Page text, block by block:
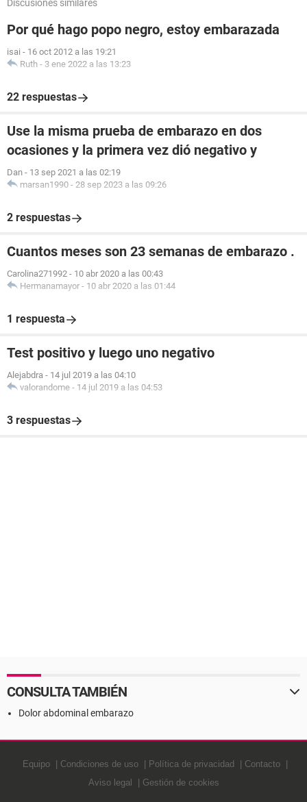
Discusiones similares
Por qué hago popo negro, estoy embarazada
isai - 16 oct 2012 a las 19:21
Ruth - 3 ene 2022 a las 13:23
22 respuestas
Use la misma prueba de embarazo en dos
ocasiones y la primera vez dió negativo y
Dan - 13 sep 2021 a las 02:19
marsan1990 - 28 sep 2023 a las 09:26
2 respuestas
Cuantos meses son 23 semanas de embarazo .
Carolina271992 - 10 abr 2020 a las 00:43
Hermanamayor - 10 abr 2020 a las 01:44
1 respuesta
Test positivo y luego uno negativo
Alejabdra - 14 jul 2019 a las 04:10
valorandome - 14 jul 2019 a las 04:53
3 respuestas
CONSULTA TAMBIÉN
Dolor abdominal embarazo
Equipo Condiciones de uso Política de privacidad
Contacto
Aviso legal
Gestión de cookies